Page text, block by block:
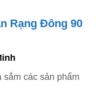
Rạng Đông 90
sắm các sản phẩm